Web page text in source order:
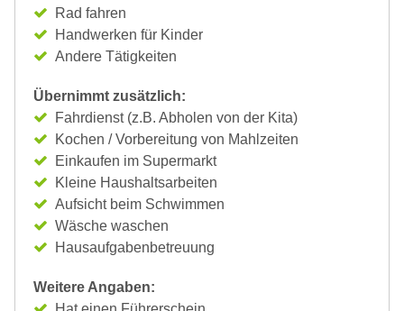
Rad fahren
Handwerken für Kinder
Andere Tätigkeiten
Übernimmt zusätzlich:
Fahrdienst (z.B. Abholen von der Kita)
Kochen / Vorbereitung von Mahlzeiten
Einkaufen im Supermarkt
Kleine Haushaltsarbeiten
Aufsicht beim Schwimmen
Wäsche waschen
Hausaufgabenbetreuung
Weitere Angaben: